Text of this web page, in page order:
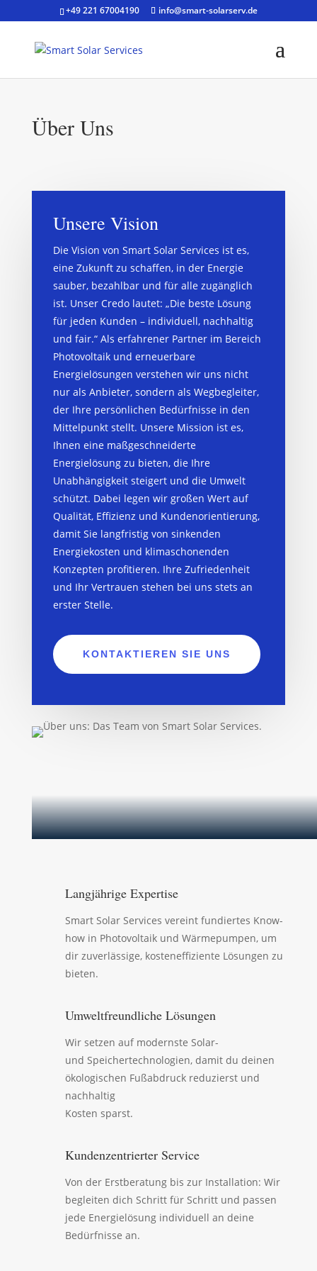
+49 221 67004190 info@smart-solarserv.de
Über Uns
Unsere Vision
Die Vision von Smart Solar Services ist es,
eine Zukunft zu schaffen, in der Energie
sauber, bezahlbar und für alle zugänglich
ist. Unser Credo lautet: „Die beste Lösung
für jeden Kunden – individuell, nachhaltig
und fair.“ Als erfahrener Partner im Bereich
Photovoltaik und erneuerbare
Energielösungen verstehen wir uns nicht
nur als Anbieter, sondern als Wegbegleiter,
der Ihre persönlichen Bedürfnisse in den
Mittelpunkt stellt. Unsere Mission ist es,
Ihnen eine maßgeschneiderte
Energielösung zu bieten, die Ihre
Unabhängigkeit steigert und die Umwelt
schützt. Dabei legen wir großen Wert auf
Qualität, Effizienz und Kundenorientierung,
damit Sie langfristig von sinkenden
Energiekosten und klimaschonenden
Konzepten profitieren. Ihre Zufriedenheit
und Ihr Vertrauen stehen bei uns stets an
erster Stelle.
KONTAKTIEREN SIE UNS
Langjährige Expertise
Smart Solar Services vereint fundiertes Know-
how in Photovoltaik und Wärmepumpen, um
dir zuverlässige, kosteneffiziente Lösungen zu
bieten.
Umweltfreundliche Lösungen
Wir setzen auf modernste Solar-
und Speichertechnologien, damit du deinen
ökologischen Fußabdruck reduzierst und
nachhaltig
Kosten sparst.
Kundenzentrierter Service
Von der Erstberatung bis zur Installation: Wir
begleiten dich Schritt für Schritt und passen
jede Energielösung individuell an deine
Bedürfnisse an.